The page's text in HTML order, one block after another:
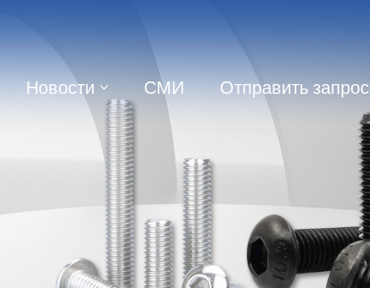
Новости СМИ Отправить запрос